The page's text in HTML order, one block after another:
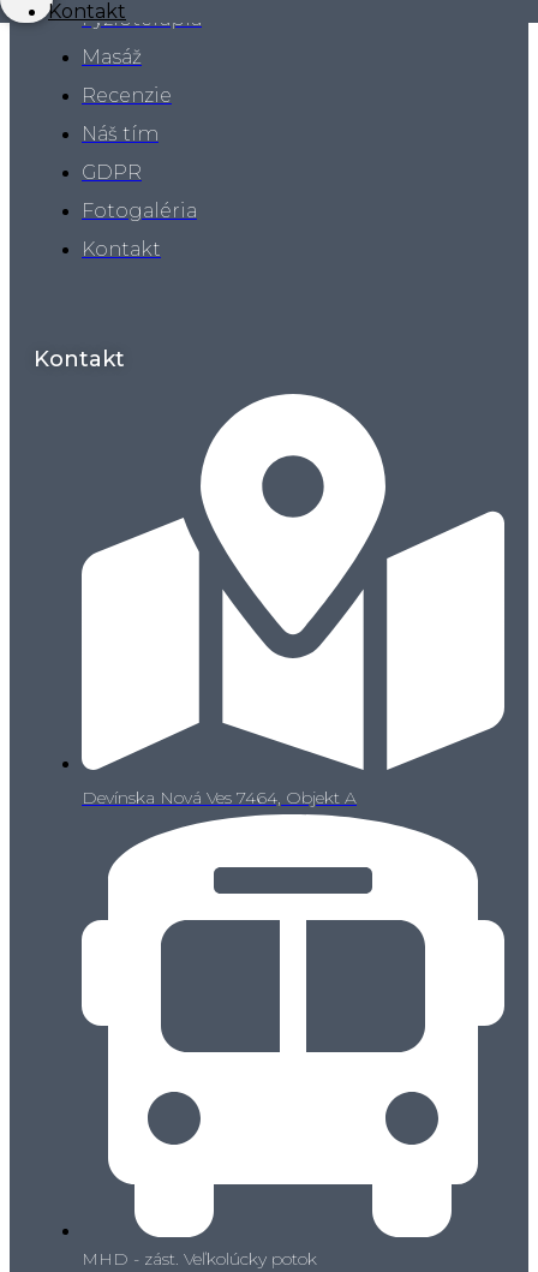
Kontakt
Fyzioterapia
Masáž
Recenzie
Náš tím
GDPR
Fotogaléria
Kontakt
Kontakt
Devínska Nová Ves 7464, Objekt A
MHD - zást. Veľkolúcky potok